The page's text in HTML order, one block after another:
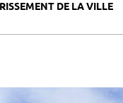
DE LA VILLE